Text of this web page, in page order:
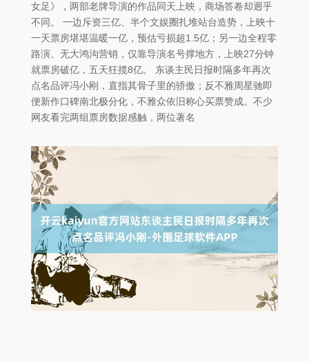
女足》，两部老牌导演的作品同天上映，商场答卷却迥乎
不同。 一边斥资三亿、半个文娱圈扎堆站台造势，上映十
一天票房堪堪温暖一亿，预估亏损超1.5亿；另一边全程零
路演、无大鸿沟营销，仅靠导演名号撑地方，上映27分钟
就票房破亿，五天狂揽8亿。 东谈主民日报时隔多年再次
点名品评冯小刚，直指其骨子里的骄傲；反不雅周星驰即
便新作口碑南北极分化，不雅众依旧称心买票赞成。不少
网友看完两组票房数据感触，两位著名